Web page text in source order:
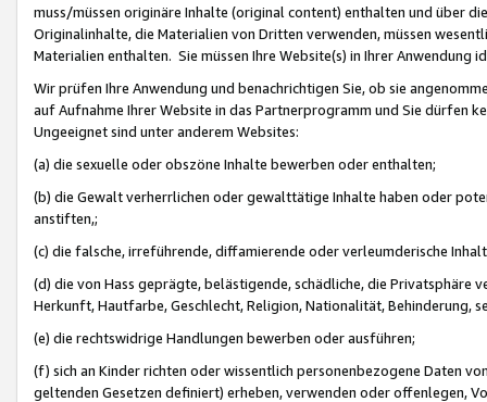
muss/müssen originäre Inhalte (original content) enthalten und über
Originalinhalte, die Materialien von Dritten verwenden, müssen
Materialien enthalten. Sie müssen Ihre Website(s) in Ihrer Anwendung
Wir prüfen Ihre Anwendung und benachrichtigen Sie, ob sie
auf Aufnahme Ihrer Website in das Partnerprogramm und Sie dürfen
Ungeeignet sind unter anderem Websites:
(a) die sexuelle oder obszöne Inhalte bewerben oder enthalten;
(b) die Gewalt verherrlichen oder gewalttätige Inhalte haben oder
anstiften,;
(c) die falsche, irreführende, diffamierende oder verleumderische
(d) die von Hass geprägte, belästigende, schädliche, die Privatsphäre
Herkunft, Hautfarbe, Geschlecht, Religion, Nationalität, Behinderung,
(e) die rechtswidrige Handlungen bewerben oder ausführen;
(f) sich an Kinder richten oder wissentlich personenbezogene Daten
geltenden Gesetzen definiert) erheben, verwenden oder offenlegen,